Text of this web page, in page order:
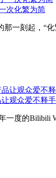
次化繁为简
那一刻起，“
观众爱不释手
一度的